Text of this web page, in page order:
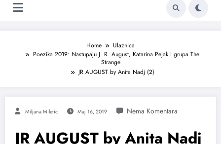
Home
Ulaznica
Poezika 2019: Nastupaju J. R. August, Katarina Pejak i grupa The
Strange
JR AUGUST by Anita Nadj (2)
Miljana Miletic Maj 16, 2019
JR AUGUST by Anita Nadj